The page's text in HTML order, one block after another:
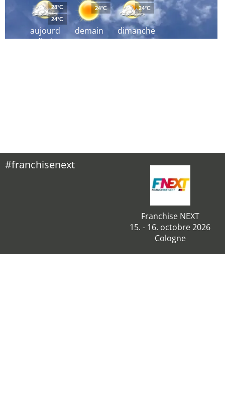
aujourd
´hui
28°C
24°C
demain
24°C
dimanche
24°C
#franchisenext
Franchise NEXT
15. - 16. octobre 2026
Cologne